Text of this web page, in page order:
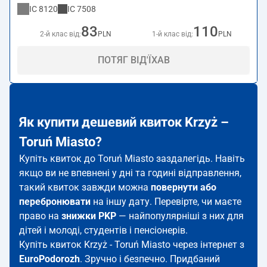
IC8120 IC7508
2-й клас від:83 PLN 1-й клас від: 110 PLN
ПОТЯГ ВІД'ЇХАВ
Як купити дешевий квиток Krzyż –
Toruń Miasto?
Купіть квиток до Toruń Miasto заздалегідь. Навіть
якщо ви не впевнені у дні та годині відправлення,
такий квиток завжди можна повернути або
перебронювати на іншу дату. Перевірте, чи маєте
право на знижки PKP — найпопулярніші з них для
дітей і молоді, студентів і пенсіонерів.
Купіть квиток Krzyż - Toruń Miasto через інтернет з
EuroPodorozh. Зручно і безпечно. Придбаний